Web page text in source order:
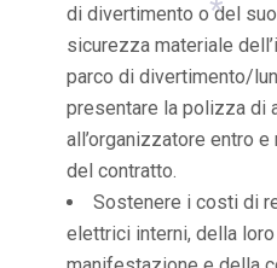
di divertimento o del
sicurezza materiale
parco di divertimento/
presentare la polizza di
all’organizzatore entro
del contratto.
Sostenere i costi di
elettrici interni, della
*